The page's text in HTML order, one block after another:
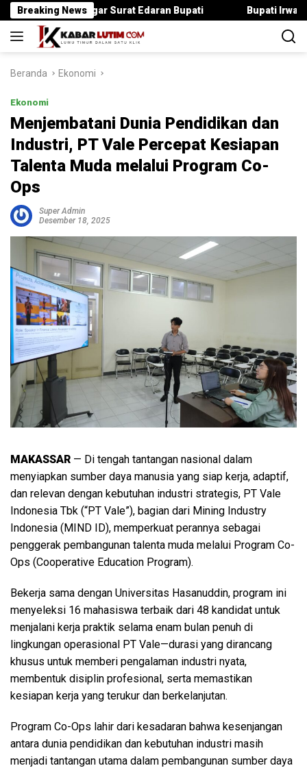
Langsung
ke
konten
Breaking News
Surat Edaran Bupati Bupati Irwan Serahkan
Beranda Ekonomi
Ekonomi
Menjembatani Dunia Pendidikan dan
Industri, PT Vale Percepat Kesiapan
Talenta Muda melalui Program Co-
Ops
Super Admin
Desember 18, 2025
MAKASSAR — Di tengah tantangan nasional dalam
menyiapkan sumber daya manusia yang siap kerja, adaptif,
dan relevan dengan kebutuhan industri strategis, PT Vale
Indonesia Tbk (“PT Vale”), bagian dari Mining Industry
Indonesia (MIND ID), memperkuat perannya sebagai
penggerak pembangunan talenta muda melalui Program Co-
Ops (Cooperative Education Program).
Bekerja sama dengan Universitas Hasanuddin, program ini
menyeleksi 16 mahasiswa terbaik dari 48 kandidat untuk
menjalani kerja praktik selama enam bulan penuh di
lingkungan operasional PT Vale—durasi yang dirancang
khusus untuk memberi pengalaman industri nyata,
membentuk disiplin profesional, serta memastikan
kesiapan kerja yang terukur dan berkelanjutan.
Program Co-Ops lahir dari kesadaran bahwa kesenjangan
antara dunia pendidikan dan kebutuhan industri masih
menjadi tantangan utama dalam pembangunan sumber daya